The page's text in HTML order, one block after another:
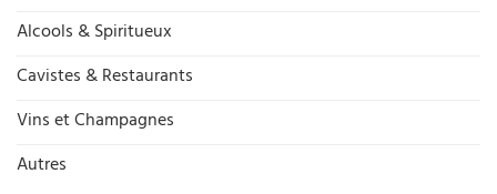
Alcools & Spiritueux
Cavistes & Restaurants
Vins et Champagnes
Autres